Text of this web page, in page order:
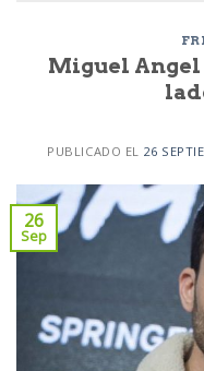
Miguel
PUBLICADO EL 26
26
Sep